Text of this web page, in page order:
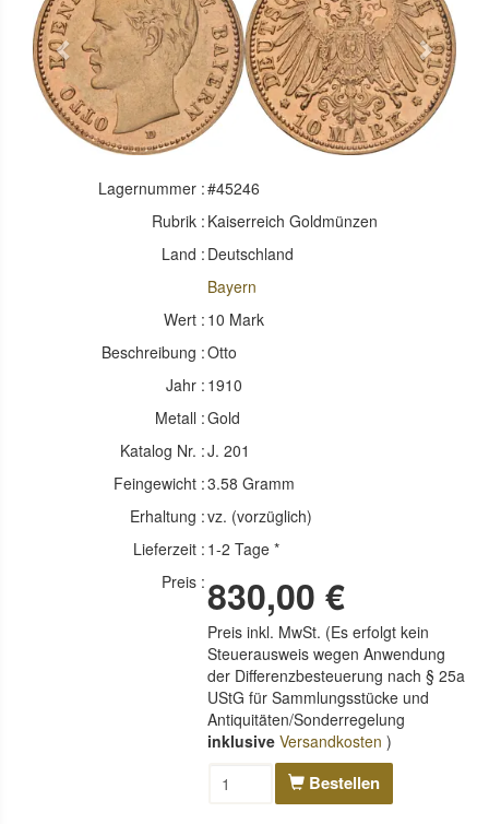
Previous Next
Lagernummer :#45246
Rubrik : Kaiserreich Goldmünzen
Land : Deutschland
Bayern
Wert : 10 Mark
Beschreibung :Otto
Jahr : 1910
Metall :Gold
Katalog Nr. :J. 201
Feingewicht :3.58 Gramm
Erhaltung :vz. (vorzüglich)
Lieferzeit : 1-2 Tage *
Preis :830,00 €
Preis inkl. MwSt. (Es erfolgt kein
Steuerausweis wegen Anwendung
der Differenzbesteuerung nach § 25a
UStG für Sammlungsstücke und
Antiquitäten/Sonderregelung
inklusive Versandkosten )
Bestellen